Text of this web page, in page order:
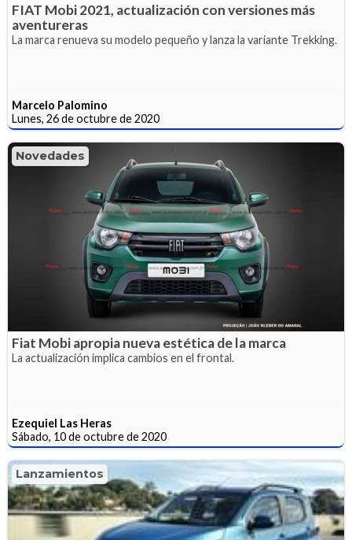
FIAT Mobi 2021, actualización con versiones más
aventureras
La marca renueva su modelo pequeño y lanza la variante Trekking.
Marcelo Palomino
Lunes, 26 de octubre de 2020
Novedades
Fiat Mobi apropia nueva estética de la marca
La actualización implica cambios en el frontal.
Ezequiel Las Heras
Sábado, 10 de octubre de 2020
Lanzamientos